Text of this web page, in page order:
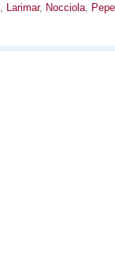
Larimar, Nocciola,